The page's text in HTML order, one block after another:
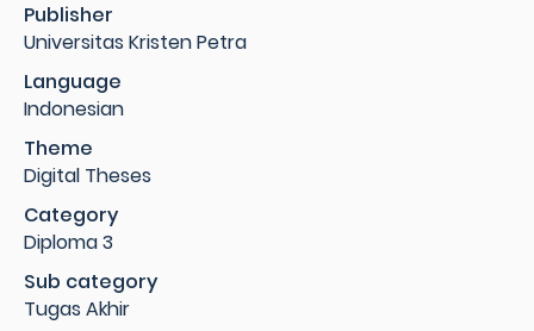
Publisher
Universitas Kristen Petra
Language
Indonesian
Theme
Digital Theses
Category
Diploma 3
Sub category
Tugas Akhir